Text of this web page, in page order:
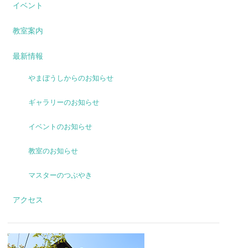
イベント
教室案内
最新情報
やまぼうしからのお知らせ
ギャラリーのお知らせ
イベントのお知らせ
教室のお知らせ
マスターのつぶやき
アクセス